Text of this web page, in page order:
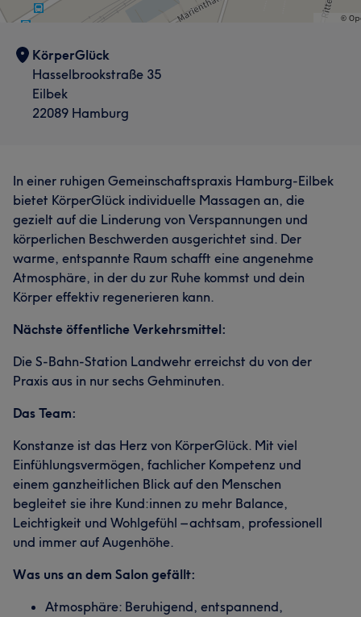
KörperGlück
Hasselbrookstraße 35
Eilbek
22089 Hamburg
In einer ruhigen Gemeinschaftspraxis Hamburg-Eilbek
bietet KörperGlück individuelle Massagen an, die
gezielt auf die Linderung von Verspannungen und
körperlichen Beschwerden ausgerichtet sind. Der
warme, entspannte Raum schafft eine angenehme
Atmosphäre, in der du zur Ruhe kommst und dein
Körper effektiv regenerieren kann.
Nächste öffentliche Verkehrsmittel:
Die S-Bahn-Station Landwehr erreichst du von der
Praxis aus in nur sechs Gehminuten.
Das Team:
Konstanze ist das Herz von KörperGlück. Mit viel
Einfühlungsvermögen, fachlicher Kompetenz und
einem ganzheitlichen Blick auf den Menschen
begleitet sie ihre Kund:innen zu mehr Balance,
Leichtigkeit und Wohlgefühl – achtsam, professionell
und immer auf Augenhöhe.
Was uns an dem Salon gefällt:
Atmosphäre: Beruhigend, entspannend,